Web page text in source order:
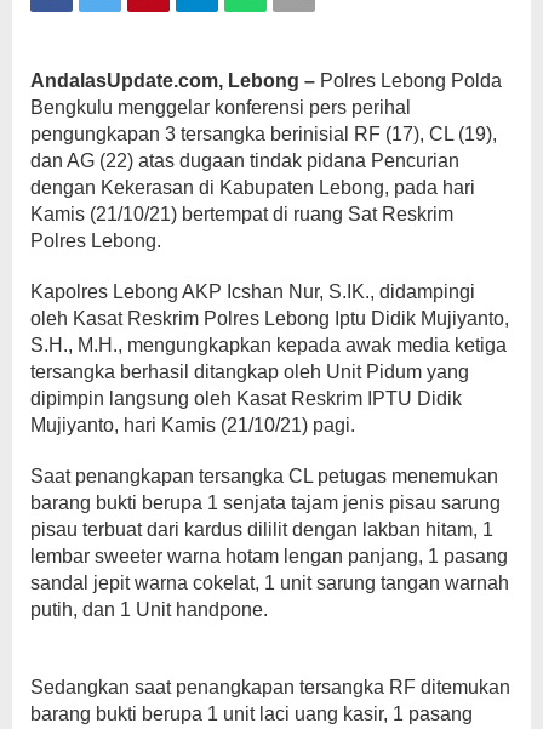
AndalasUpdate.com, Lebong – Polres Lebong Polda
Bengkulu menggelar konferensi pers perihal
pengungkapan 3 tersangka berinisial RF (17), CL (19),
dan AG (22) atas dugaan tindak pidana Pencurian
dengan Kekerasan di Kabupaten Lebong, pada hari
Kamis (21/10/21) bertempat di ruang Sat Reskrim
Polres Lebong.
Kapolres Lebong AKP Icshan Nur, S.IK., didampingi
oleh Kasat Reskrim Polres Lebong Iptu Didik Mujiyanto,
S.H., M.H., mengungkapkan kepada awak media ketiga
tersangka berhasil ditangkap oleh Unit Pidum yang
dipimpin langsung oleh Kasat Reskrim IPTU Didik
Mujiyanto, hari Kamis (21/10/21) pagi.
Saat penangkapan tersangka CL petugas menemukan
barang bukti berupa 1 senjata tajam jenis pisau sarung
pisau terbuat dari kardus dililit dengan lakban hitam, 1
lembar sweeter warna hotam lengan panjang, 1 pasang
sandal jepit warna cokelat, 1 unit sarung tangan warnah
putih, dan 1 Unit handpone.
Sedangkan saat penangkapan tersangka RF ditemukan
barang bukti berupa 1 unit laci uang kasir, 1 pasang